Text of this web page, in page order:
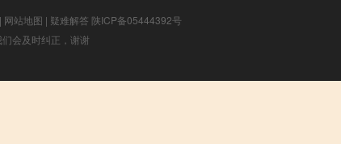
| 网站地图 | 疑难解答 陕ICP备05444392号
会及时纠正，谢谢